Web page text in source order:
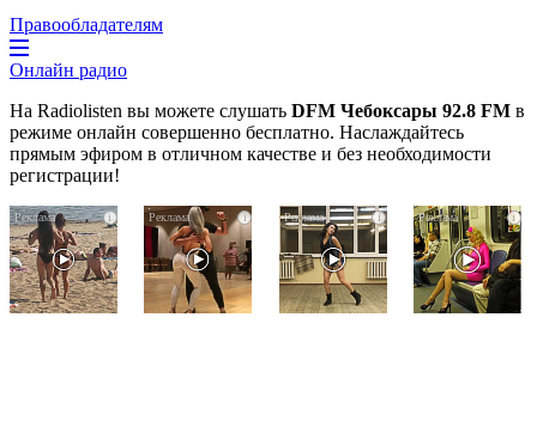
Правообладателям
Онлайн радио
На Radiolisten вы можете слушать DFM Чебоксары 92.8 FM в
режиме онлайн совершенно бесплатно. Наслаждайтесь
прямым эфиром в отличном качестве и без необходимости
регистрации!
i
Скрытая
камера
пляже
Крыма:
i
Ролик
длится
пару
секунд,
но
i
Ролик
Омска:
вы
будете
i